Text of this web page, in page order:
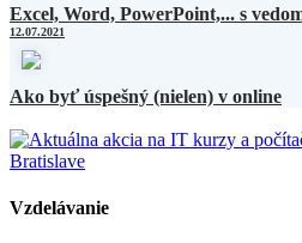
Excel, Word, PowerPoint,... s
12.07.2021
Ako byť úspešný (nielen) v online
Vzdelávanie